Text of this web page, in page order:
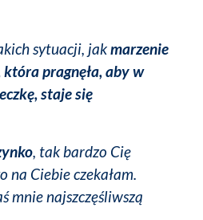
sytuacji, jakmarzenie
pragnęła, aby w
staje się
, tak bardzo Cię
na Ciebie czekałam.
mnie najszczęśliwszą